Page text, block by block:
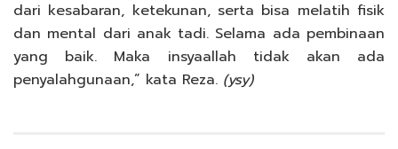
dari kesabaran, ketekunan, serta bisa melatih fisik
dan mental dari anak tadi. Selama ada pembinaan
yang baik. Maka insyaallah tidak akan ada
penyalahgunaan,” kata Reza. (ysy)